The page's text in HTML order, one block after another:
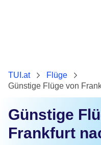
TUI.at
Flüge
Günstige Flüge von
Günstige
Frankfurt